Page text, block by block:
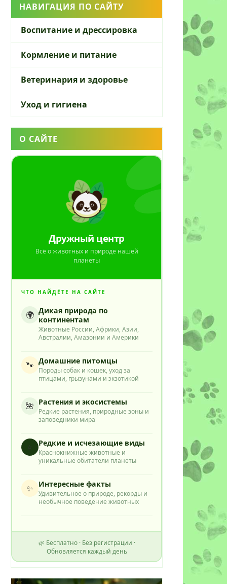
НАВИГАЦИЯ ПО САЙТУ
Воспитание и дрессировка
Кормление и питание
Ветеринария и здоровье
Уход и гигиена
О САЙТЕ
Дружный центр
Всё о животных и природе нашей
планеты
ЧТО НАЙДЁТЕ НА САЙТЕ
🌍 Дикая природа по
континентам
Животные России, Африки, Азии,
Австралии, Амазонии и Америки
🐾 Домашние питомцы
Породы собак и кошек, уход за
птицами, грызунами и экзотикой
🌺 Растения и экосистемы
Редкие растения, природные зоны и
заповедники мира
⭐ Редкие и исчезающие виды
Краснокнижные животные и
уникальные обитатели планеты
✨ Интересные факты
Удивительное о природе, рекорды и
необычное поведение животных
🌿 Бесплатно · Без регистрации ·
Обновляется каждый день